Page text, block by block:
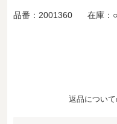
品番： 2001360 在庫： ○
返品につい